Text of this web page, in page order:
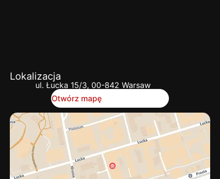
Lokalizacja
ul. Łucka 15/3, 00-842 Warsaw
Otwórz mapę